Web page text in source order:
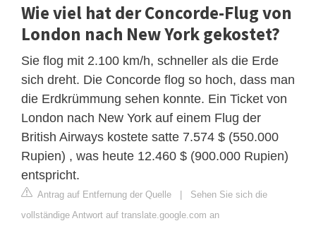
Wie viel hat der Concorde-Flug von
London nach New York gekostet?
Sie flog mit 2.100 km/h, schneller als die Erde
sich dreht. Die Concorde flog so hoch, dass man
die Erdkrümmung sehen konnte. Ein Ticket von
London nach New York auf einem Flug der
British Airways kostete satte 7.574 $ (550.000
Rupien) , was heute 12.460 $ (900.000 Rupien)
entspricht.
Antrag auf Entfernung der Quelle | Sehen Sie sich die
vollständige Antwort auf translate.google.com an